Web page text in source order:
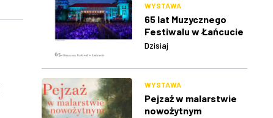
WYSTAWA
65 lat Muzycznego
Festiwalu w Łańcucie
Dzisiaj
WYSTAWA
Pejzaż w malarstwie
nowożytnym